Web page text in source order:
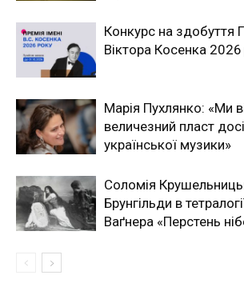
Конкурс на здобуття
Віктора Косенка
Марія Пухлянко: «Ми
величезний пласт
української музики»
Соломія
Брунгільди в
Ваґнера «Перстень